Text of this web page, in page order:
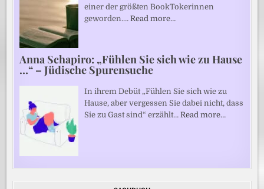
einer der größten BookTokerinnen
geworden.…Read more…
Anna Schapiro: „Fühlen Sie sich wie zu Hause
…“ – Jüdische Spurensuche
In ihrem Debüt „Fühlen Sie sich wie zu
Hause, aber vergessen Sie dabei nicht, dass
Sie zu Gast sind“ erzählt…Read more…